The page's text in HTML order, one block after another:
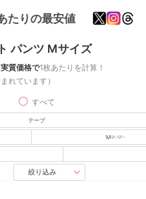
たりの最安値
パンツ Mサイズ
質価格で1枚あたりを計算！
れています）
すべて
テープ
Mはいはい
絞り込み